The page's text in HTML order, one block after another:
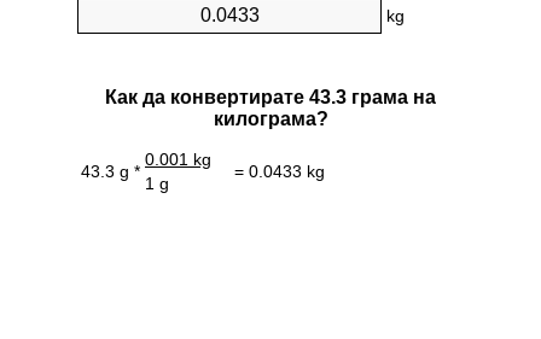
kg
Как да конвертирате 43.3 грама на
килограмa?
43.3 g *
0.001 kg
= 0.0433 kg
1 g